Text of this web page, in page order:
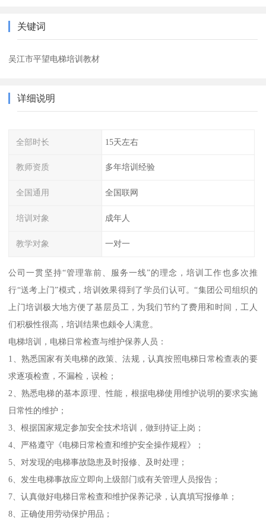
关键词
吴江市平望电梯培训教材
详细说明
全部时长 15天左右
教师资质 多年培训经验
全国通用 全国联网
培训对象 成年人
教学对象 一对一
公司一贯坚持“管理靠前、服务一线”的理念，培训工作也多次推
行“送考上门”模式，培训效果得到了学员们认可。“集团公司组织的
上门培训极大地方便了基层员工，为我们节约了费用和时间，工人
们积极性很高，培训结果也颇令人满意。
电梯培训，电梯日常检查与维护保养人员：
1、熟悉国家有关电梯的政策、法规，认真按照电梯日常检查表的要
求逐项检查，不漏检，误检；
2、熟悉电梯的基本原理、性能，根据电梯使用维护说明的要求实施
日常性的维护；
3、根据国家规定参加安全技术培训，做到持证上岗；
4、严格遵守《电梯日常检查和维护安全操作规程》；
5、对发现的电梯事故隐患及时报修、及时处理；
6、发生电梯事故应立即向上级部门或有关管理人员报告；
7、认真做好电梯日常检查和维护保养记录，认真填写报修单；
8、正确使用劳动保护用品；